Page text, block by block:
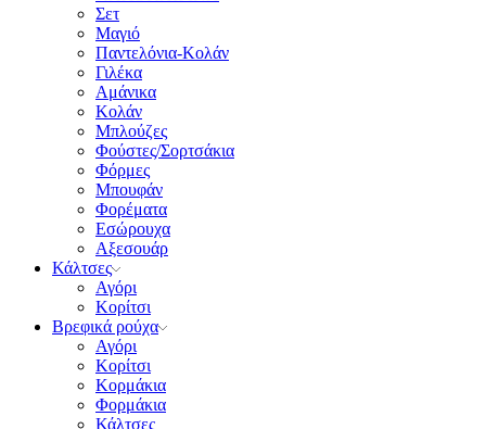
Σετ
Μαγιό
Παντελόνια-Κολάν
Γιλέκα
Αμάνικα
Κολάν
Μπλούζες
Φούστες/Σορτσάκια
Φόρμες
Μπουφάν
Φορέματα
Εσώρουχα
Αξεσουάρ
Κάλτσες
Αγόρι
Κορίτσι
Βρεφικά ρούχα
Αγόρι
Κορίτσι
Κορμάκια
Φορμάκια
Κάλτσες